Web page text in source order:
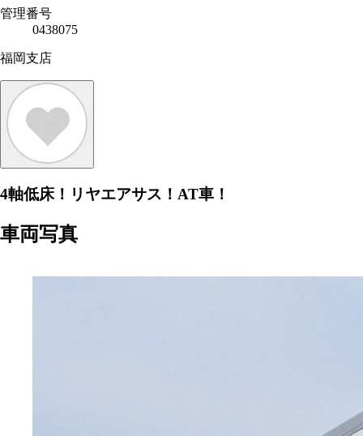
管理番号
0438075
福岡支店
4軸低床！リヤエアサス！AT車！
車両写真